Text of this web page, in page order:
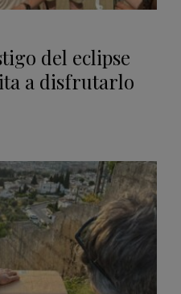
del eclipse
a disfrutarlo